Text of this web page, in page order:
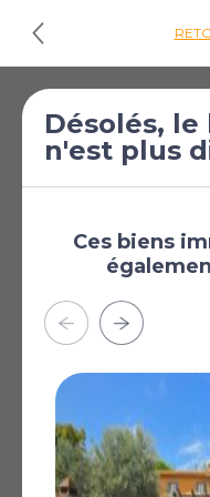
à vendre à Citta
della Pieve
Citta della Pieve,
Pérouse, Ombrie,
Le Villa est immergé
quelques minutes de
emplacement qui
L'accès est par une
grande porte
parc d'environ 9 000
Désolés,
n'est plus
Ces biens